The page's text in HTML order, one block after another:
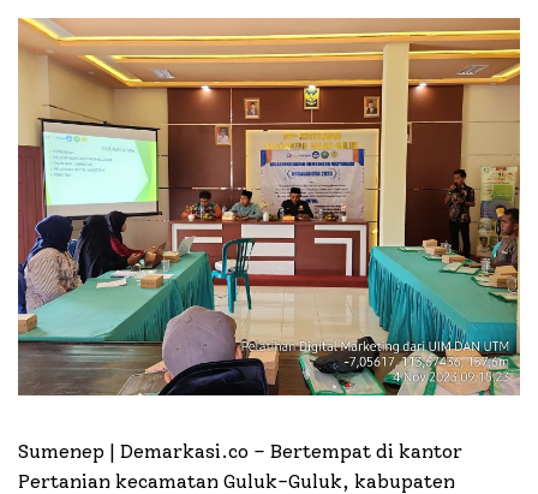
Sumenep | Demarkasi.co – Bertempat di kantor
Pertanian kecamatan Guluk-Guluk, kabupaten